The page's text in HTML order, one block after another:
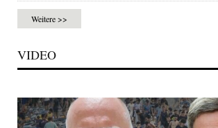
Weitere >>
VIDEO